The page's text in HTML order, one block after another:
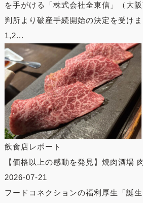
を手がける「株式会社全東信」（大
判所より破産手続開始の決定を受け
1,2...
飲食店レポート
【価格以上の感動を発見】焼肉酒場
2026-07-21
フードコネクションの福利厚生「誕